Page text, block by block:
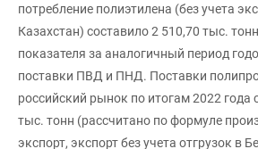
потребление полиэтилена (без учета
Казахстан) составило 2 510,70 тыс.
показателя за аналогичный период
поставки ПВД и ПНД. Поставки
российский рынок по итогам 2022 года
тыс. тонн (рассчитано по формуле
экспорт, экспорт без учета отгрузок в